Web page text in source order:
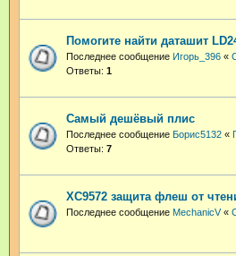
Помогите найти даташит
Последнее сообщение Игорь_396 «
Ответы: 1
Самый дешёвый плис
Последнее сообщение Борис5132 «
Ответы: 7
XC9572 защита флеш от
Последнее сообщение MechanicV«